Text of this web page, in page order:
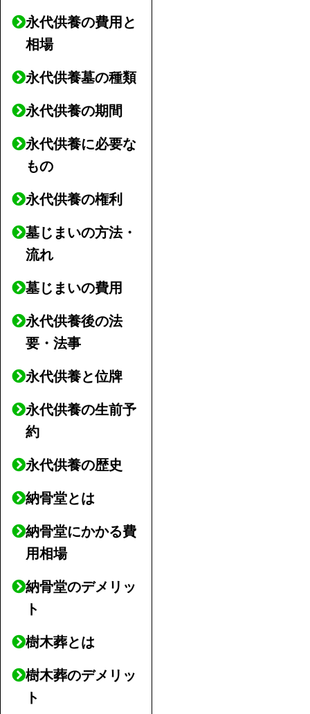
永代供養の費用と
相場
永代供養墓の種類
永代供養の期間
永代供養に必要な
もの
永代供養の権利
墓じまいの方法・
流れ
墓じまいの費用
永代供養後の法
要・法事
永代供養と位牌
永代供養の生前予
約
永代供養の歴史
納骨堂とは
納骨堂にかかる費
用相場
納骨堂のデメリッ
ト
樹木葬とは
樹木葬のデメリッ
ト